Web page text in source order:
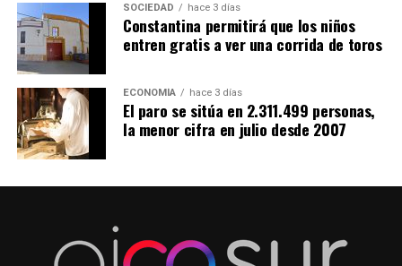
SOCIEDAD hace 3 días
Constantina permitirá que los niños
entren gratis a ver una corrida de toros
ECONOMÍA hace 3 días
El paro se sitúa en 2.311.499 personas,
la menor cifra en julio desde 2007